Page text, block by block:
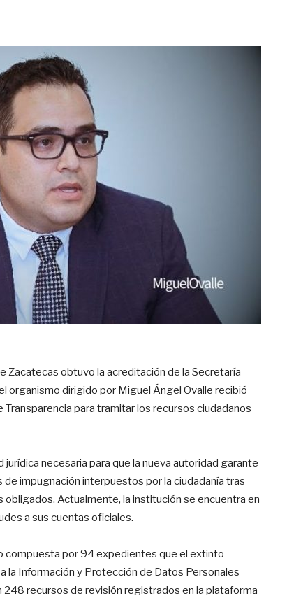
Zacatecas obtuvo la acreditación de la Secretaría
organismo dirigido por Miguel Ángel Ovalle recibió
para tramitar los recursos ciudadanos
necesaria para que la nueva autoridad garante
impugnación interpuestos por la ciudadanía tras
obligados. Actualmente, la institución se encuentra en
a sus cuentas oficiales.
compuesta por 94 expedientes que el extinto
la Información y Protección de Datos Personales
248 recursos de revisión registrados en la plataforma